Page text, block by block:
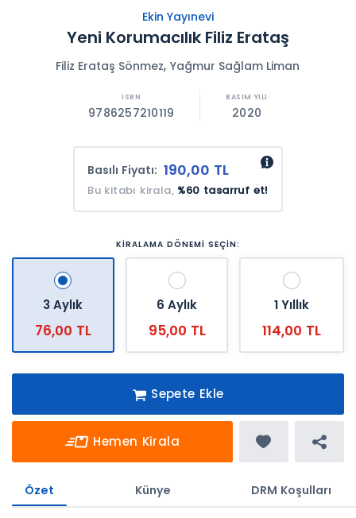
Ekin Yayınevi
Yeni Korumacılık Filiz Erataş
Filiz Erataş Sönmez,Yağmur Sağlam Liman
9786257210119 2020
Basılı Fiyatı: 190,00 TL
Bu kitabı kirala, %60 tasarruf et!
KİRALAMA DÖNEMİ SEÇİN:
3 Aylık
76,00 TL
6 Aylık
95,00 TL
1 Yıllık
114,00 TL
Sepete Ekle
Hemen Kirala
Özet Künye DRM Koşulları